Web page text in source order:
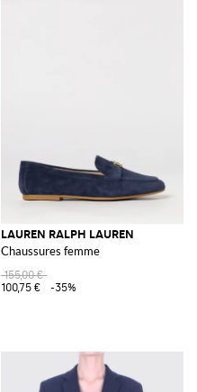
LAUREN RALPH LAUREN
Chaussures femme
155,00 €
100,75 €
-35%